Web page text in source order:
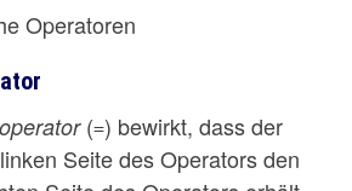
Operatoren
(=) bewirkt, dass der
Seite des Operators den